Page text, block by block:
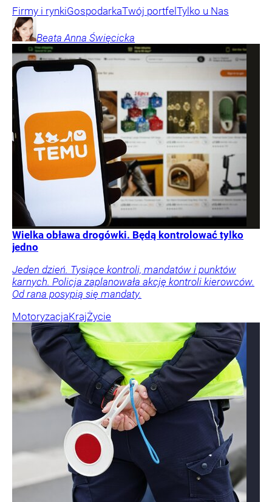
Firmy i rynkiGospodarkaTwój portfel Tylko u Nas
Beata Anna Święcicka
Wielka obława drogówki. Będą kontrolować tylko
jedno
Jeden dzień. Tysiące kontroli, mandatów i punktów
karnych. Policja zaplanowała akcję kontroli kierowców.
Od rana posypią się mandaty.
MotoryzacjaKrajŻycie